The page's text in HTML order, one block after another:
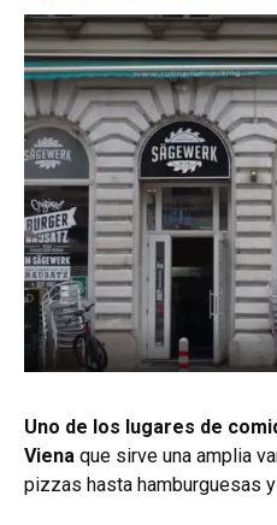
Uno de los lugares de
Viena que sirve una amplia
pizzas hasta hamburguesas